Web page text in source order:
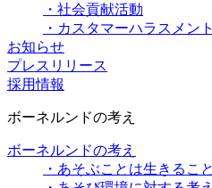
・社会貢献活動
・カスタマーハラスメン
お知らせ
プレスリリース
採用情報
ボーネルンドの考え
ボーネルンドの考え
・あそぶことは生きること